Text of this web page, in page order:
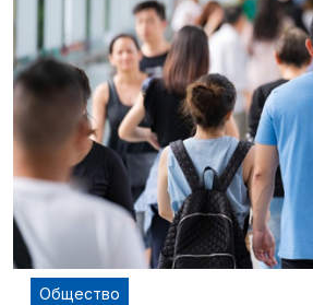
Общество